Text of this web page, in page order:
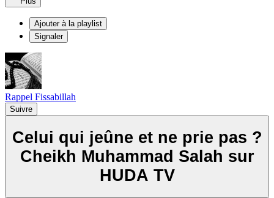
Ajouter à la playlist
Signaler
Rappel Fissabillah
Suivre
Celui qui jeûne et ne prie pas ?
Cheikh Muhammad Salah sur
HUDA TV